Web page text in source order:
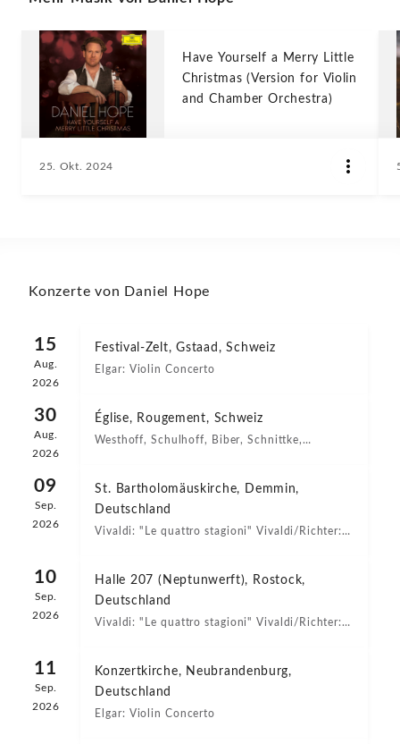
Have Yourself a Merry Little
Christmas (Version for Violin
and Chamber Orchestra)
25. Okt. 2024
Konzerte von Daniel Hope
15
Aug.
2026
Festival-Zelt, Gstaad, Schweiz
Elgar: Violin Concerto
30
Aug.
2026
Église, Rougement, Schweiz
Westhoff, Schulhoff, Biber, Schnittke,
09
Sep.
2026
St. Bartholomäuskirche, Demmin,
Deutschland
Vivaldi: "Le quattro stagioni" Vivaldi/Richter:
10
Sep.
2026
Halle 207 (Neptunwerft), Rostock,
Deutschland
Vivaldi: "Le quattro stagioni" Vivaldi/Richter:
11
Sep.
2026
Konzertkirche, Neubrandenburg,
Deutschland
Elgar: Violin Concerto